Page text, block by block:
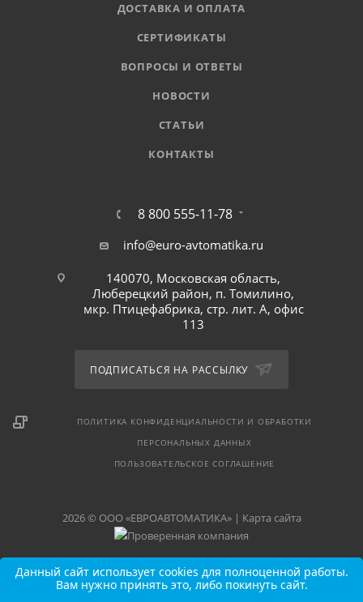
ДОСТАВКА И ОПЛАТА
СЕРТИФИКАТЫ
ВОПРОСЫ И ОТВЕТЫ
НОВОСТИ
СТАТЬИ
КОНТАКТЫ
8 800 555-11-78
info@euro-avtomatika.ru
140070, Московская область,
Люберецкий район, п. Томилино,
мкр. Птицефабрика, стр. лит. А, офис
113
ПОДПИСАТЬСЯ НА РАССЫЛКУ
ПОЛИТИКА КОНФИДЕНЦИАЛЬНОСТИ И ОБРАБОТКИ
ПЕРСОНАЛЬНЫХ ДАННЫХ
ПОЛЬЗОВАТЕЛЬСКОЕ СОГЛАШЕНИЕ
2026 © ООО «ЕВРОАВТОМАТИКА» | Карта сайта
Данный сайт использует cookies для полноценной работы.
Вам нужно принять это, либо покинуть сайт.